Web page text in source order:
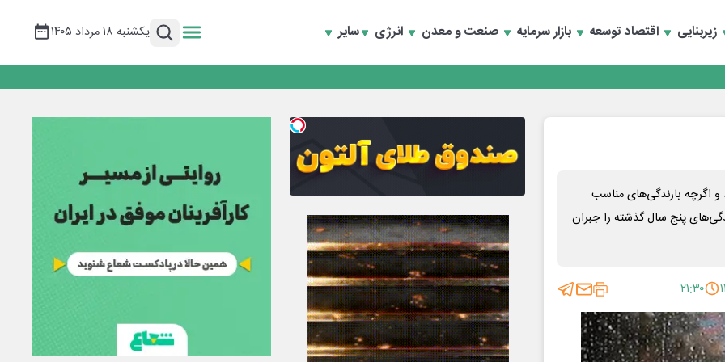
زیربنایی اقتصاد توسعه بازار سرمایه صنعت و معدن انرژی سایر یکشنبه ۱۸ مرداد ۱۴۰۵
به خصوصی‌ها
و اگرچه بارندگی‌های مناسب
پنج سال گذشته را جبران
۲۱:۳۰